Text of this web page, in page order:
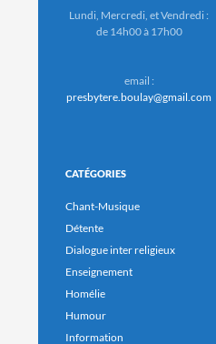
Lundi, Mercredi, et Vendredi :
de 14h00 à 17h00
email :
presbytere.boulay@gmail.com
CATÉGORIES
Chant-Musique
Détente
Dialogue inter religieux
Enseignement
Homélie
Humour
Information